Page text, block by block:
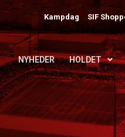
Kampdag SIF
NYHEDER HOLDET